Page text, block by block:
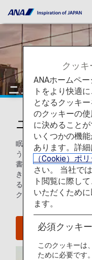
ニューヨーク
ニューヨー
眠らない都市ニューヨ
うな場所です。街中に
書店や流行の最先端を
き合っています。ニュ
るには、さまざまな地
クな視点を発見してみ
ニューヨ
クッ
ANAホームペ
トをより快適
となるクッキ
のクッキーの
に決めること
いくつかの機
あります。詳細
（Cookie）ポ
さい。 当社で
ト閲覧に際し
いただくため
ます。
必須クッキー
このクッキーは
ために必要です